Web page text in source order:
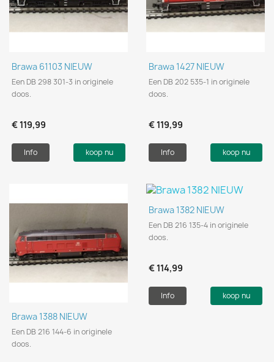
Brawa 61103 NIEUW
Een DB 298 301-3 in originele
doos.
€ 119,99
Info koop nu
Brawa 1427 NIEUW
Een DB 202 535-1 in originele
doos.
€ 119,99
Info koop nu
Brawa 1388 NIEUW
Een DB 216 144-6 in originele
doos.
Brawa 1382 NIEUW
Een DB 216 135-4 in originele
doos.
€ 114,99
Info koop nu